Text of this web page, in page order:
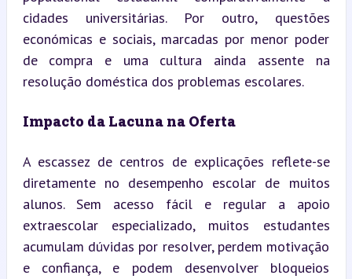
cidades universitárias. Por outro, questões
económicas e sociais, marcadas por menor poder
de compra e uma cultura ainda assente na
resolução doméstica dos problemas escolares.
Impacto da Lacuna na Oferta
A escassez de centros de explicações reflete-se
diretamente no desempenho escolar de muitos
alunos. Sem acesso fácil e regular a apoio
extraescolar especializado, muitos estudantes
acumulam dúvidas por resolver, perdem motivação
e confiança, e podem desenvolver bloqueios